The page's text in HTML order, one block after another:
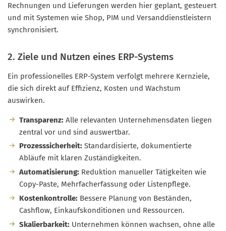
Rechnungen und Lieferungen werden hier geplant, gesteuert
und mit Systemen wie Shop, PIM und Versanddienstleistern
synchronisiert.
2. Ziele und Nutzen eines ERP-Systems
Ein professionelles ERP-System verfolgt mehrere Kernziele,
die sich direkt auf Effizienz, Kosten und Wachstum
auswirken.
Transparenz: Alle relevanten Unternehmensdaten liegen
zentral vor und sind auswertbar.
Prozesssicherheit: Standardisierte, dokumentierte
Abläufe mit klaren Zuständigkeiten.
Automatisierung: Reduktion manueller Tätigkeiten wie
Copy-Paste, Mehrfacherfassung oder Listenpflege.
Kostenkontrolle: Bessere Planung von Beständen,
Cashflow, Einkaufskonditionen und Ressourcen.
Skalierbarkeit: Unternehmen können wachsen, ohne alle